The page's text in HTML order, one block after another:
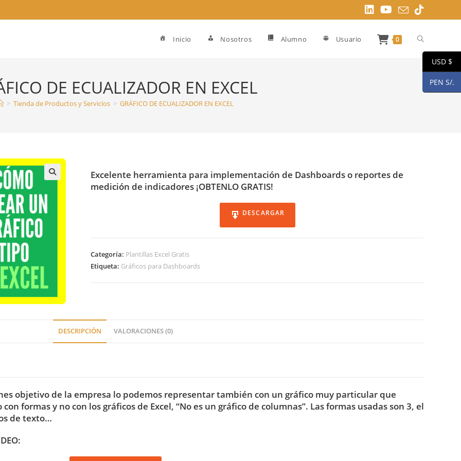
Inicio Nosotros Alumno Usuario 0 Alternar
DE ECUALIZADOR EN EXCEL
> Tienda de Productos y Servicios > GRÁFICO DE ECUALIZADOR EN EXCEL
Excelente herramienta para implementación de Dashboards o reportes de
medición de indicadores ¡OBTENLO GRATIS!
DESCARGAR
Categoría: Plantillas Excel Gratis
Etiqueta: Gráficos para Dashboards
DESCRIPCIÓN VALORACIONES (0)
objetivo de la empresa lo podemos representar también con un gráfico muy particular que
formas y no con los gráficos de Excel, “No es un gráfico de columnas”. Las formas usadas son 3, el
de texto…
USD $
PEN S/.